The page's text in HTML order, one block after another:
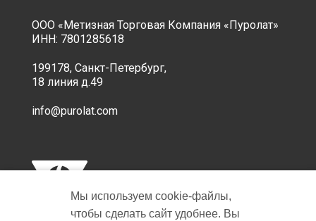
ООО «Метизная Торговая Компания «Пуролат»
ИНН: 7801285618
199178, Санкт-Петербург,
18 линия д.49
info@purolat.com
Мы используем cookie‑файлы,
чтобы сделать сайт удобнее. Вы